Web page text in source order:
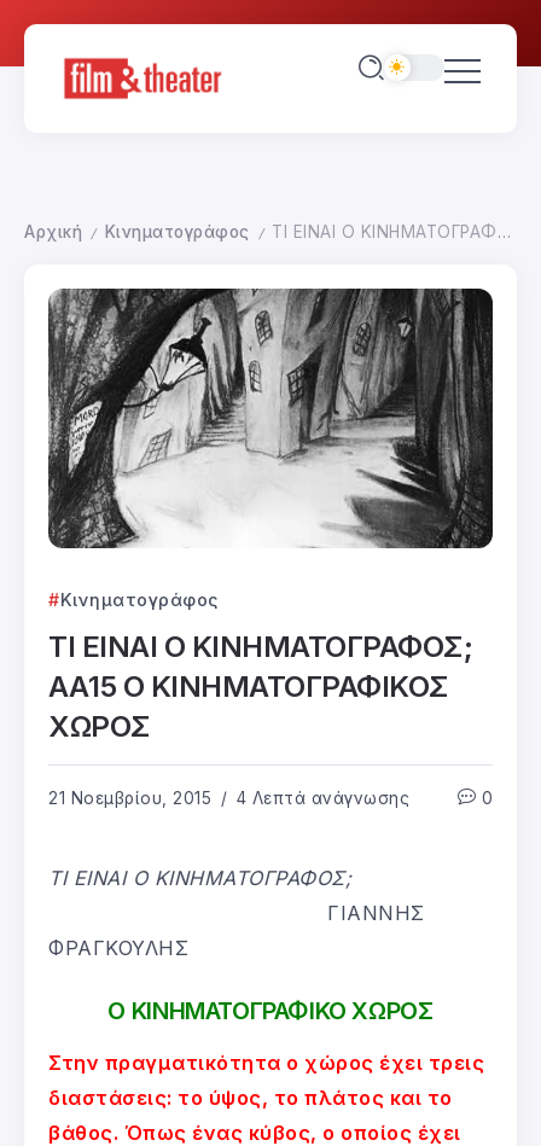
Αρχική / Κινηματογράφος / ΤΙ ΕΙΝΑΙ Ο ΚΙΝΗΜΑΤΟΓΡΑΦΟΣ; ΑΑ15 Ο ΚΙΝΗΜΑΤΟΓΡΑΦΙΚΟΣ ΧΩΡΟΣ
Κινηματογράφος
ΤΙ ΕΙΝΑΙ Ο ΚΙΝΗΜΑΤΟΓΡΑΦΟΣ;
ΑΑ15 Ο ΚΙΝΗΜΑΤΟΓΡΑΦΙΚΟΣ
ΧΩΡΟΣ
21 Νοεμβρίου, 2015 4 Λεπτά ανάγνωσης 0
ΤΙ ΕΙΝΑΙ Ο ΚΙΝΗΜΑΤΟΓΡΑΦΟΣ;
ΓΙΑΝΝΗΣ
ΦΡΑΓΚΟΥΛΗΣ
Ο ΚΙΝΗΜΑΤΟΓΡΑΦΙΚΟ ΧΩΡΟΣ
Στην πραγματικότητα ο χώρος έχει τρεις
διαστάσεις: το ύψος, το πλάτος και το
βάθος. Όπως ένας κύβος, ο οποίος έχει